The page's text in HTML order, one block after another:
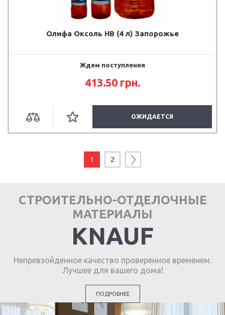
Олифа Оксоль НВ (4 л) Запорожье
Ждем поступления
413.50 грн.
ОЖИДАЕТСЯ
1 2
СТРОИТЕЛЬНО-ОТДЕЛОЧНЫЕ
МАТЕРИАЛЫ
KNAUF
Непревзойденное качество проверенное временем.
Лучшее для вашего дома!
ПОДРОБНЕЕ